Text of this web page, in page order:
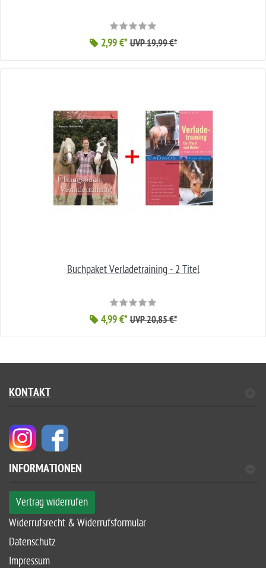
2,99 €* UVP 19,99 €*
Buchpaket Verladetraining - 2 Titel
4,99 €* UVP 20,85 €*
KONTAKT
INFORMATIONEN
Vertrag widerrufen
Widerrufsrecht & Widerrufsformular
Datenschutz
Impressum